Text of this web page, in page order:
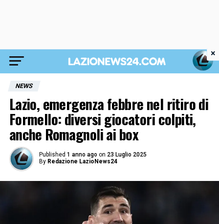
NEWS
Lazio, emergenza febbre nel ritiro di
Formello: diversi giocatori colpiti,
anche Romagnoli ai box
Published 1 anno ago on 23 Luglio 2025
By Redazione LazioNews24
×